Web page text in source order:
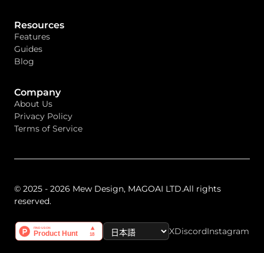
Resources
Features
Guides
Blog
Company
About Us
Privacy Policy
Terms of Service
© 2025 - 2026 Mew Design, MAGOAI LTD.All rights
reserved.
Select LanguageXDiscordInstagram